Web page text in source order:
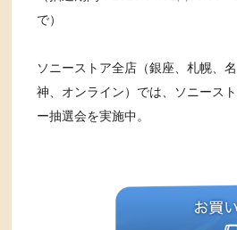
で）
ソニーストア全店（銀座、札幌、
神、オンライン）では、ソニース
ー抽選会を実施中。